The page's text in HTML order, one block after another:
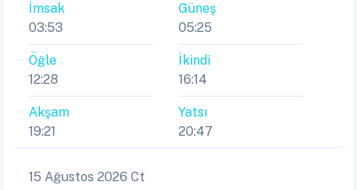
İmsak
03:53
Güneş
05:25
Öğle
12:28
İkindi
16:14
Akşam
19:21
Yatsı
20:47
15 Ağustos 2026 Ct